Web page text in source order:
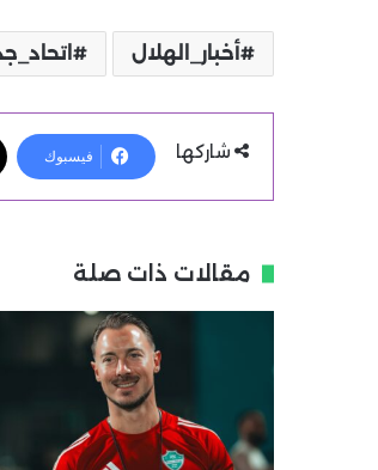
أخبار_الهلال
شاركها فيسبوك
مقالات ذات صلة